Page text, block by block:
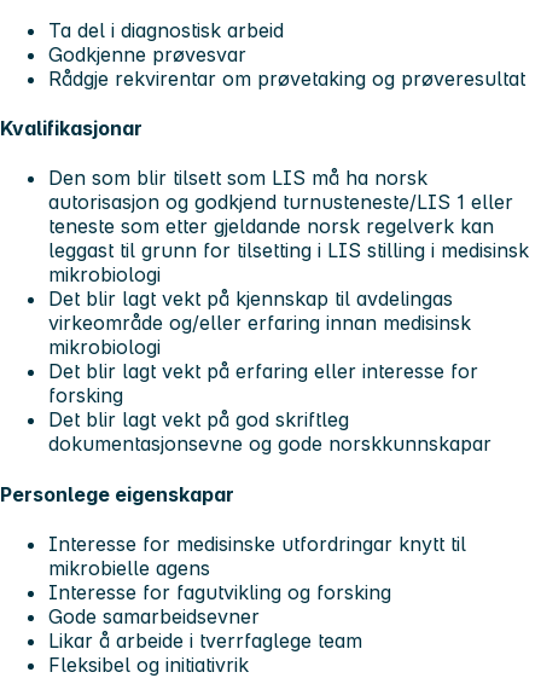
Ta del i diagnostisk arbeid
Godkjenne prøvesvar
Rådgje rekvirentar om prøvetaking og prøveresultat
Kvalifikasjonar
Den som blir tilsett som LIS må ha norsk
autorisasjon og godkjend turnusteneste/LIS 1 eller
teneste som etter gjeldande norsk regelverk kan
leggast til grunn for tilsetting i LIS stilling i medisinsk
mikrobiologi
Det blir lagt vekt på kjennskap til avdelingas
virkeområde og/eller erfaring innan medisinsk
mikrobiologi
Det blir lagt vekt på erfaring eller interesse for
forsking
Det blir lagt vekt på god skriftleg
dokumentasjonsevne og gode norskkunnskapar
Personlege eigenskapar
Interesse for medisinske utfordringar knytt til
mikrobielle agens
Interesse for fagutvikling og forsking
Gode samarbeidsevner
Likar å arbeide i tverrfaglege team
Fleksibel og initiativrik